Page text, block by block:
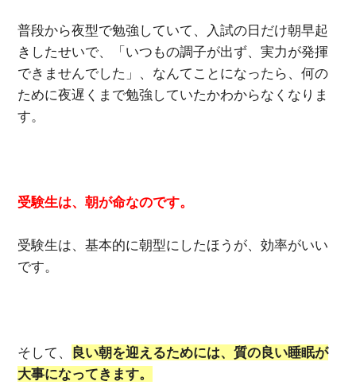
普段から夜型で勉強していて、入試の日だけ朝早起
きしたせいで、「いつもの調子が出ず、実力が発揮
できませんでした」、なんてことになったら、何の
ために夜遅くまで勉強していたかわからなくなりま
す。
受験生は、朝が命なのです。
受験生は、基本的に朝型にしたほうが、効率がいい
です。
そして、
良い朝を迎えるためには、質の良い睡眠が
大事になってきます。